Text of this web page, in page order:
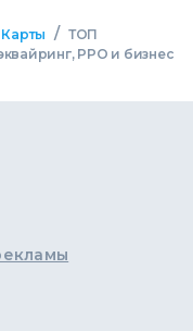
/ ТОП
РРО и бизнес